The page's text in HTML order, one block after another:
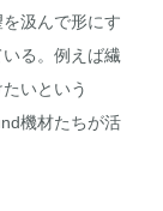
汲んで形にす
る。例えば繊
いという
機材たちが活